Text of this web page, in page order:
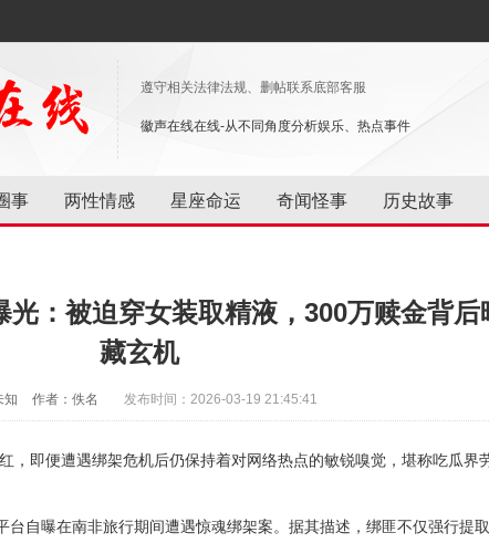
遵守相关法律法规、删帖联系底部客服
徽声在线在线-从不同角度分析娱乐、热点事件
事 两性情感 星座命运 奇闻怪事 历史故事
光：被迫穿女装取精液，300万赎金背后
藏玄机
知 作者：佚名 发布时间：2026-03-19 21:45:41
，即便遭遇绑架危机后仍保持着对网络热点的敏锐嗅觉，堪称吃瓜界
台自曝在南非旅行期间遭遇惊魂绑架案。据其描述，绑匪不仅强行提